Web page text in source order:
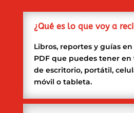
¿Qué es lo que voy a
Libros, reportes y guías
PDF que puedes tener
de escritorio, portátil,
móvil o tableta.